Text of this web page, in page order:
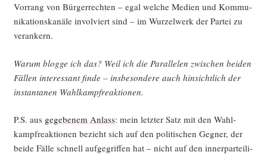
Vor­rang von Bür­ger­rech­ten – egal wel­che Medi­en und Kom­mu­
ni­ka­ti­ons­ka­nä­le invol­viert sind – im Wur­zel­werk der Par­tei zu
verankern.
War­um blog­ge ich das? Weil ich die Par­al­le­len zwi­schen bei­den
Fäl­len inter­es­sant fin­de – ins­be­son­de­re auch hin­sicht­lich der
instanta­nen Wahlkampfreaktionen.
P.S. aus gege­be­nem Anlass: mein letz­ter Satz mit den Wahl­
kampf­re­ak­tio­nen bezieht sich auf den poli­ti­schen Geg­ner, der
bei­de Fäl­le schnell auf­ge­grif­fen hat – nicht auf den inner­par­tei­li­